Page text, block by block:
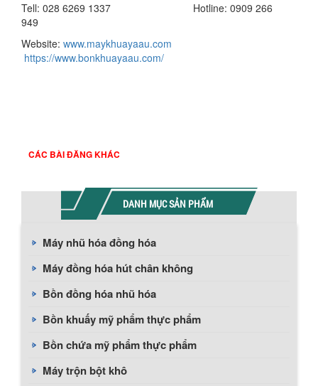
Tell: 028 6269 1337 Hotline: 0909 266
949
Website: www.maykhuayaau.com
https://www.bonkhuayaau.com/
CÁC BÀI ĐĂNG KHÁC
DANH MỤC SẢN PHẨM
Máy nhũ hóa đồng hóa
Máy đồng hóa hút chân không
Bồn đồng hóa nhũ hóa
Bồn khuấy mỹ phẩm thực phẩm
Bồn chứa mỹ phẩm thực phẩm
Máy trộn bột khô